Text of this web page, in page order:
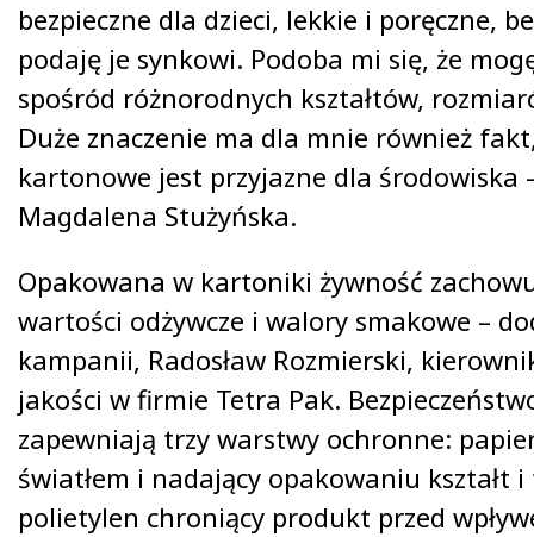
bezpieczne dla dzieci, lekkie i poręczne,
podaję je synkowi. Podoba mi się, że
spośród różnorodnych kształtów,
Duże znaczenie ma dla mnie również
kartonowe jest przyjazne dla środowiska
Magdalena Stużyńska.
Opakowana w kartoniki żywność
wartości odżywcze i walory smakowe –
kampanii, Radosław Rozmierski,
jakości w firmie Tetra Pak.
zapewniają trzy warstwy ochronne:
światłem i nadający opakowaniu kształt i
polietylen chroniący produkt przed